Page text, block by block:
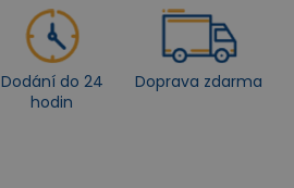
Dodání do 24
hodin
Doprava zdarma